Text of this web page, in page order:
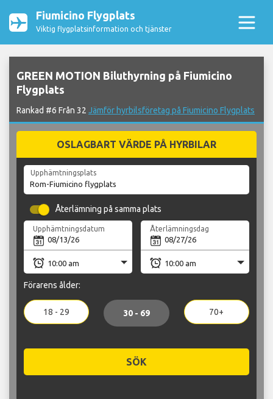
Fiumicino Flygplats
Viktig flygplatsinformation och tjänster
GREEN MOTION Biluthyrning på Fiumicino
Flygplats
Rankad #6 Från 32 Jämför hyrbilsföretag på Fiumicino Flygplats
OSLAGBART VÄRDE PÅ HYRBILAR
Upphämtningsplats
Återlämning på samma plats
Upphämtningsdatum Återlämningsdag
Förarens ålder:
18 - 29 30 - 69 70+
SÖK